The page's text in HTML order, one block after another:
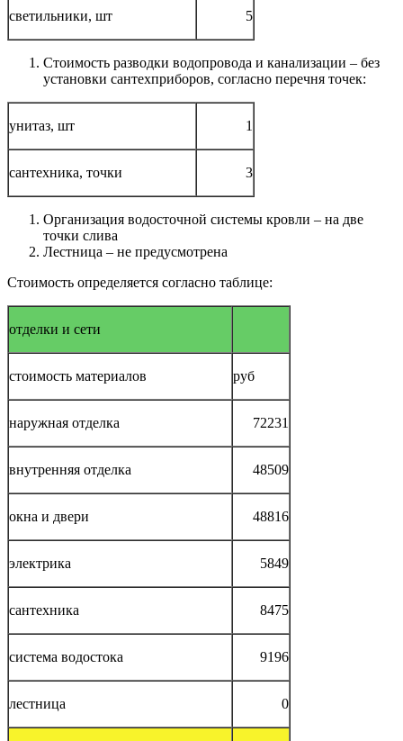
светильники, шт 5
Стоимость разводки водопровода и канализации – без
установки сантехприборов, согласно перечня точек:
унитаз, шт 1
сантехника, точки 3
Организация водосточной системы кровли – на две
точки слива
Лестница – не предусмотрена
Стоимость определяется согласно таблице:
отделки и сети
стоимость материалов руб
наружная отделка 72231
внутренняя отделка 48509
окна и двери 48816
электрика 5849
сантехника 8475
система водостока 9196
лестница 0